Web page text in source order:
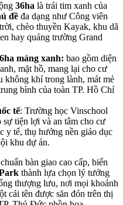
36ha là trái tim xanh của
đề đa dạng như Công viên
chèo thuyền Kayak, khu dã
hay quảng trường Grand
mảng xanh: bao gồm diện
mặt hồ, mang lại cho cư
không khí trong lành, mát mẻ
bình của toàn TP. Hồ Chí
tế: Trường học Vinschool
tiện lợi và an tâm cho cư
y tế, thụ hưởng nền giáo dục
khu dự án.
bàn giao cao cấp, biến
thành lựa chọn lý tưởng
thượng lưu, nơi mọi khoảnh
cái tên được săn đón trên thị